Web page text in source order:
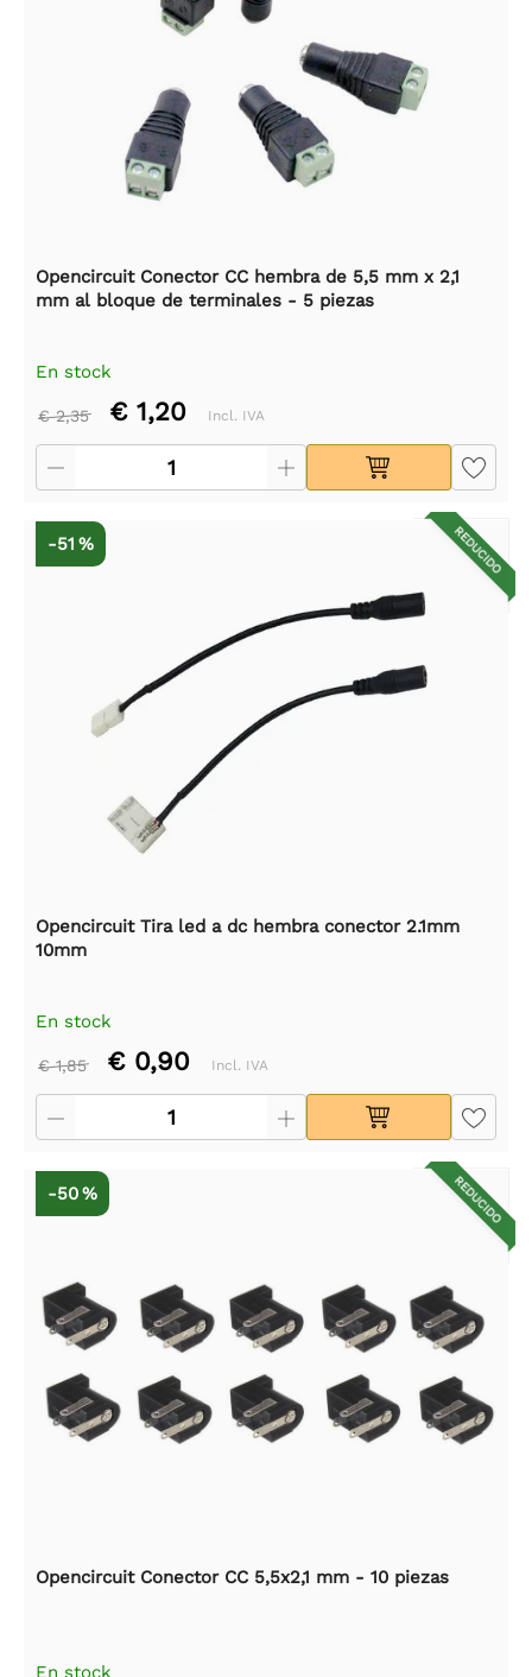
Opencircuit Conector CC hembra de 5,5 mm x 2,1
mm al bloque de terminales - 5 piezas
En stock
€ 2,35 € 1,20 Incl. IVA
REDUCIDO
-51 %
Opencircuit Tira led a dc hembra conector 2.1mm
10mm
En stock
€ 1,85 € 0,90 Incl. IVA
REDUCIDO
-50 %
Opencircuit Conector CC 5,5x2,1 mm - 10 piezas
En stock